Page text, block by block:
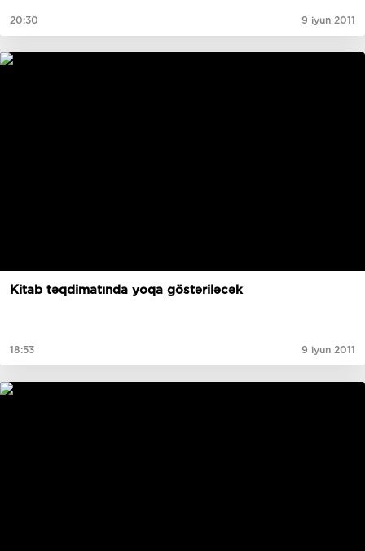
20:30 9 iyun 2011
Kitab təqdimatında yoqa göstəriləcək
18:53 9 iyun 2011